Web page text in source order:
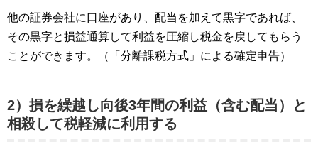
他の証券会社に口座があり、配当を加えて黒字であれば、
その黒字と損益通算して利益を圧縮し税金を戻してもらう
ことができます。（「分離課税方式」による確定申告）
2）損を繰越し向後3年間の利益（含む配当）と
相殺して税軽減に利用する